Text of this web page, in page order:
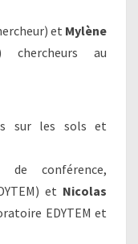
et Mylène
chercheurs au
sur les sols et
de conférence,
et Nicolas
EDYTEM et